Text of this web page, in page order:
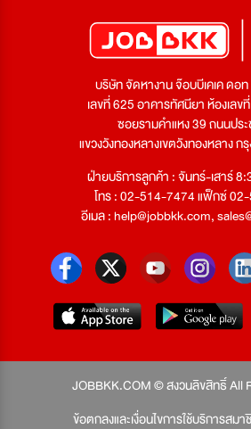
บริษัท จัดหางาน จ๊อบบีเคเค ดอ
เลขที่ 625 อาคารทัศนียา ห้องเล
ซอยรามคำแหง 39 ถนนปร
แขวงวังทองหลางเขตวังทองหลาง
ฝ่ายบริการลูกค้า : จันทร์-เสาร์
โทร : 02-514-7474 แฟ็กซ์
อีเมล :help@jobbkk.com,
JOBBKK.COM © สงวนลิขสิทธิ์ All
ข้อตกลงและเงื่อนไขการใช้บริการสม